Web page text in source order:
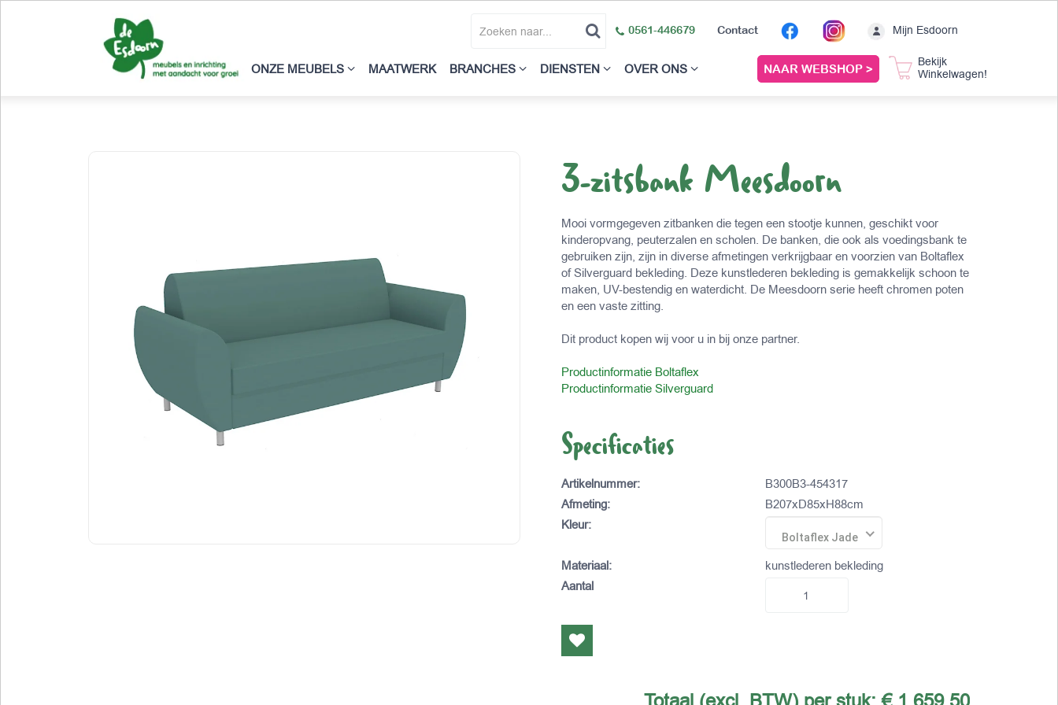
0561-446679 Contact Mijn Esdoorn
ONZE MEUBELS MAATWERK BRANCHES DIENSTEN OVER ONS NAAR WEBSHOP >
Bekijk
Winkelwagen!
3-zitsbank Meesdoorn
Mooi vormgegeven zitbanken die tegen een stootje kunnen, geschikt voor
kinderopvang, peuterzalen en scholen. De banken, die ook als voedingsbank te
gebruiken zijn, zijn in diverse afmetingen verkrijgbaar en voorzien van Boltaflex
of Silverguard bekleding. Deze kunstlederen bekleding is gemakkelijk schoon te
maken, UV-bestendig en waterdicht. De Meesdoorn serie heeft chromen poten
en een vaste zitting.
Dit product kopen wij voor u in bij onze partner.
Productinformatie Boltaflex
Productinformatie Silverguard
Specificaties
Artikelnummer:
B300B3-454317
Afmeting:
B207xD85xH88cm
Kleur:
Boltaflex Jade
Materiaal:
kunstlederen bekleding
Aantal